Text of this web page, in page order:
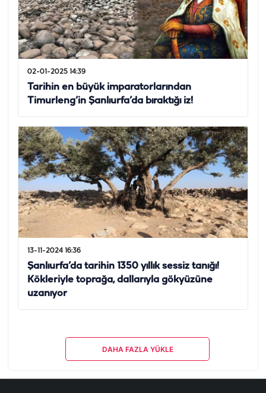
02-01-2025 14:39
Tarihin en büyük imparatorlarından
Timurleng’in Şanlıurfa’da bıraktığı iz!
13-11-2024 16:36
Şanlıurfa’da tarihin 1350 yıllık sessiz tanığı!
Kökleriyle toprağa, dallarıyla gökyüzüne
uzanıyor
DAHA FAZLA YÜKLE